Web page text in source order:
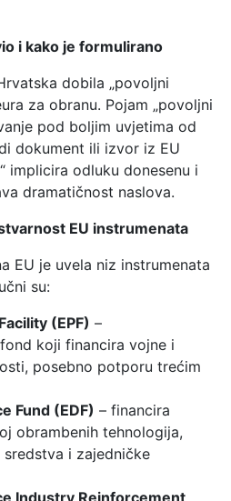
i kako je formulirano
dobila „povoljni
za obranu. Pojam „povoljni
pod boljim uvjetima od
dokument ili izvor iz EU
implicira odluku donesenu i
dramatičnost naslova.
EU instrumenata
EU je uvela niz instrumenata
su:
(EPF) –
koji financira vojne i
posebno potporu trećim
Fund (EDF) – financira
obrambenih tehnologija,
i zajedničke
Industry Reinforcement